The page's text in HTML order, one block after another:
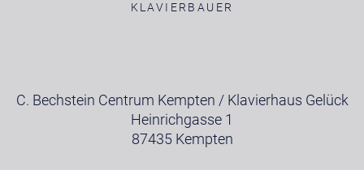
KLAVIERBAUER
C. Bechstein Centrum Kempten / Klavierhaus Gelück
Heinrichgasse 1
87435 Kempten